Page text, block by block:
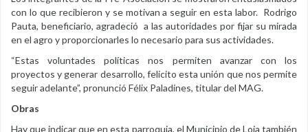
con lo que recibieron y se motivan a seguir en esta labor. Rodrigo
Pauta, beneficiario, agradeció a las autoridades por fijar su mirada
en el agro y proporcionarles lo necesario para sus actividades.
“Estas voluntades políticas nos permiten avanzar con los
proyectos y generar desarrollo, felicito esta unión que nos permite
seguir adelante”, pronunció Félix Paladines, titular del MAG.
Obras
Hay que indicar que en esta parroquia, el Municipio de Loja también